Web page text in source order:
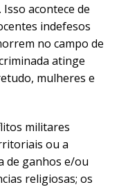
acontece de
indefesos
no campo de
atinge
mulheres e
militares
ou a
de ganhos e/ou
religiosas; os